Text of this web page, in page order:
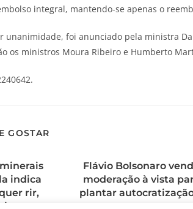
integral, mantendo-se apenas o
unanimidade, foi anunciado pela ministra
os ministros Moura Ribeiro e Humberto
GOSTAR
indica
rir,
Flávio Bolsonaro
moderação à vista
plantar